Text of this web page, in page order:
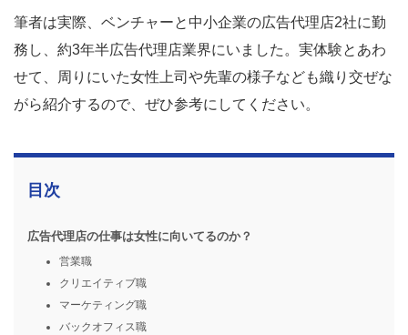
筆者は実際、ベンチャーと中小企業の広告代理店2社に勤
務し、約3年半広告代理店業界にいました。実体験とあわ
せて、周りにいた女性上司や先輩の様子なども織り交ぜな
がら紹介するので、ぜひ参考にしてください。
目次
広告代理店の仕事は女性に向いてるのか？
営業職
クリエイティブ職
マーケティング職
バックオフィス職